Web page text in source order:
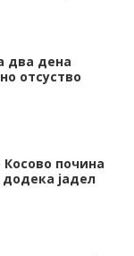
два дена
отсуство
почина
јадел